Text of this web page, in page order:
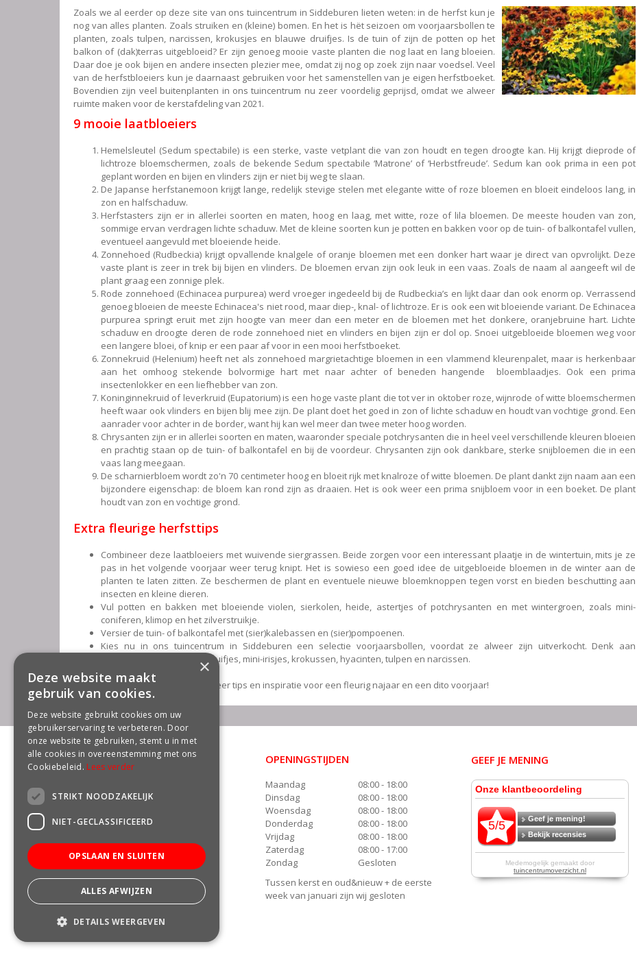
Zoals we al eerder op deze site van ons tuincentrum in Siddeburen lieten weten: in de herfst kun je
nog van alles planten. Zoals struiken en (kleine) bomen. En het is hët seizoen om voorjaarsbollen te
planten, zoals tulpen, narcissen, krokusjes en blauwe druifjes. Is de tuin of zijn de potten op het
balkon of (dak)terras uitgebloeid? Er zijn genoeg mooie vaste planten die nog laat en lang bloeien.
Daar doe je ook bijen en andere insecten plezier mee, omdat zij nog op zoek zijn naar voedsel. Veel
van de herfstbloeiers kun je daarnaast gebruiken voor het samenstellen van je eigen herfstboeket.
Bovendien zijn veel buitenplanten in ons tuincentrum nu zeer voordelig geprijsd, omdat we alweer
ruimte maken voor de kerstafdeling van 2021.
9 mooie laatbloeiers
Hemelsleutel (Sedum spectabile) is een sterke, vaste vetplant die van zon houdt en tegen droogte kan. Hij krijgt dieprode of
lichtroze bloemschermen, zoals de bekende Sedum spectabile ‘Matrone’ of ‘Herbstfreude’. Sedum kan ook prima in een pot
geplant worden en bijen en vlinders zijn er niet bij weg te slaan.
De Japanse herfstanemoon krijgt lange, redelijk stevige stelen met elegante witte of roze bloemen en bloeit eindeloos lang, in
zon en halfschaduw.
Herfstasters zijn er in allerlei soorten en maten, hoog en laag, met witte, roze of lila bloemen. De meeste houden van zon,
sommige ervan verdragen lichte schaduw. Met de kleine soorten kun je potten en bakken voor op de tuin- of balkontafel vullen,
eventueel aangevuld met bloeiende heide.
Zonnehoed (Rudbeckia) krijgt opvallende knalgele of oranje bloemen met een donker hart waar je direct van opvrolijkt. Deze
vaste plant is zeer in trek bij bijen en vlinders. De bloemen ervan zijn ook leuk in een vaas. Zoals de naam al aangeeft wil de
plant graag een zonnige plek.
Rode zonnehoed (Echinacea purpurea) werd vroeger ingedeeld bij de Rudbeckia’s en lijkt daar dan ook enorm op. Verrassend
genoeg bloeien de meeste Echinacea's niet rood, maar diep-, knal- of lichtroze. Er is ook een wit bloeiende variant. De Echinacea
purpurea springt eruit met zijn hoogte van meer dan een meter en de bloemen met het donkere, oranjebruine hart. Lichte
schaduw en droogte deren de rode zonnehoed niet en vlinders en bijen zijn er dol op. Snoei uitgebloeide bloemen weg voor
een langere bloei, of knip er een paar af voor in een mooi herfstboeket.
Zonnekruid (Helenium) heeft net als zonnehoed margrietachtige bloemen in een vlammend kleurenpalet, maar is herkenbaar
aan het omhoog stekende bolvormige hart met naar achter of beneden hangende bloemblaadjes. Ook een prima
insectenlokker en een liefhebber van zon.
Koninginnekruid of leverkruid (Eupatorium) is een hoge vaste plant die tot ver in oktober roze, wijnrode of witte bloemschermen
heeft waar ook vlinders en bijen blij mee zijn. De plant doet het goed in zon of lichte schaduw en houdt van vochtige grond. Een
aanrader voor achter in de border, want hij kan wel meer dan twee meter hoog worden.
Chrysanten zijn er in allerlei soorten en maten, waaronder speciale potchrysanten die in heel veel verschillende kleuren bloeien
en prachtig staan op de tuin- of balkontafel en bij de voordeur. Chrysanten zijn ook dankbare, sterke snijbloemen die in een
vaas lang meegaan.
De scharnierbloem wordt zo'n 70 centimeter hoog en bloeit rijk met knalroze of witte bloemen. De plant dankt zijn naam aan een
bijzondere eigenschap: de bloem kan rond zijn as draaien. Het is ook weer een prima snijbloem voor in een boeket. De plant
houdt van zon en vochtige grond.
Extra fleurige herfsttips
Combineer deze laatbloeiers met wuivende siergrassen. Beide zorgen voor een interessant plaatje in de wintertuin, mits je ze
pas in het volgende voorjaar weer terug knipt. Het is sowieso een goed idee de uitgebloeide bloemen in de winter aan de
planten te laten zitten. Ze beschermen de plant en eventuele nieuwe bloemknoppen tegen vorst en bieden beschutting aan
insecten en kleine dieren.
Vul potten en bakken met bloeiende violen, sierkolen, heide, astertjes of potchrysanten en met wintergroen, zoals mini-
coniferen, klimop en het zilverstruikje.
Versier de tuin- of balkontafel met (sier)kalebassen en (sier)pompoenen.
Kies nu in ons tuincentrum in Siddeburen een selectie voorjaarsbollen, voordat ze alweer zijn uitverkocht. Denk aan
winterakonieten, blauwe druifjes, mini-irisjes, krokussen, hyacinten, tulpen en narcissen.
Houd onze site in de gaten voor meer tips en inspiratie voor een fleurig najaar en een dito voorjaar!
CONTACT
Damsterweg 22a
Telefoon: 06 - 13135891
OPENINGSTIJDEN
Maandag
08:00 - 18:00
Dinsdag
08:00 - 18:00
Woensdag
08:00 - 18:00
Donderdag
08:00 - 18:00
Vrijdag
08:00 - 18:00
Zaterdag
08:00 - 17:00
Zondag
Gesloten
Tussen kerst en oud&nieuw + de eerste
week van januari zijn wij gesloten
GEEF JE MENING
×
Deze website maakt
gebruik van cookies.
Deze website gebruikt cookies om uw
gebruikerservaring te verbeteren. Door
onze website te gebruiken, stemt u in met
alle cookies in overeenstemming met ons
Cookiebeleid. Lees verder
STRIKT NOODZAKELIJK
NIET-GECLASSIFICEERD
OPSLAAN EN SLUITEN
ALLES AFWIJZEN
DETAILS WEERGEVEN